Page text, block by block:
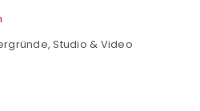
,Studio & Video